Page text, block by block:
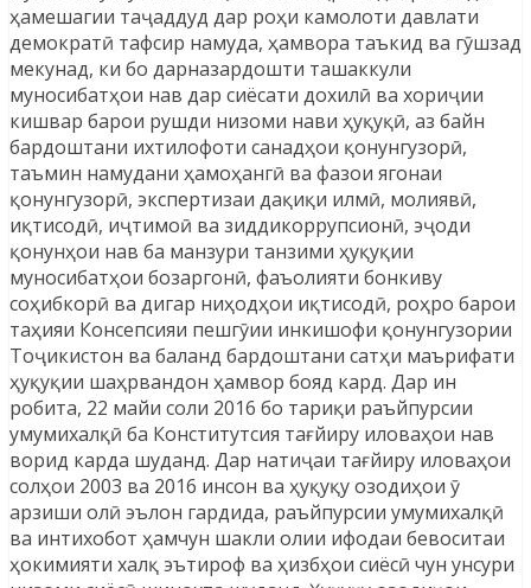
ҳамешагии таҷаддуд дар роҳи камолоти давлати
демократӣ тафсир намуда, ҳамвора таъкид ва гӯшзад
мекунад, ки бо дарназардошти ташаккули
муносибатҳои нав дар сиёсати дохилӣ ва хориҷии
кишвар барои рушди низоми нави ҳуқуқӣ, аз байн
бардоштани ихтилофоти санадҳои қонунгузорӣ,
таъмин намудани ҳамоҳангӣ ва фазои ягонаи
қонунгузорӣ, экспертизаи дақиқи илмӣ, молиявӣ,
иқтисодӣ, иҷтимоӣ ва зиддикоррупсионӣ, эҷоди
қонунҳои нав ба манзури танзими ҳуқуқии
муносибатҳои бозаргонӣ, фаъолияти бонкиву
соҳибкорӣ ва дигар ниҳодҳои иқтисодӣ, роҳро барои
таҳияи Консепсияи пешгӯии инкишофи қонунгузории
Тоҷикистон ва баланд бардоштани сатҳи маърифати
ҳуқуқии шаҳрвандон ҳамвор бояд кард. Дар ин
робита, 22 майи соли 2016 бо тариқи раъйпурсии
умумихалқӣ ба Конститутсия тағйиру иловаҳои нав
ворид карда шуданд. Дар натиҷаи тағйиру иловаҳои
солҳои 2003 ва 2016 инсон ва ҳуқуқу озодиҳои ӯ
арзиши олӣ эълон гардида, раъйпурсии умумихалқӣ
ва интихобот ҳамчун шакли олии ифодаи бевоситаи
ҳокимияти халқ эътироф ва ҳизбҳои сиёсӣ чун унсури